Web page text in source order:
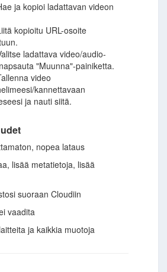
ja kopioi ladattavan videon
kopioitu URL-osoite
ladattava video/audio-
"Muunna"-painiketta.
video
kannettavaan
ja nauti siitä.
nopea lataus
lisää metatietoja, lisää
suoraan Cloudiin
vaadita
ja kaikkia muotoja